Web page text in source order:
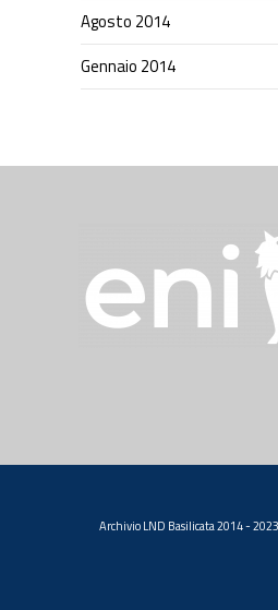
Agosto 2014
Gennaio 2014
Archivio LND Basilicata 2014 -